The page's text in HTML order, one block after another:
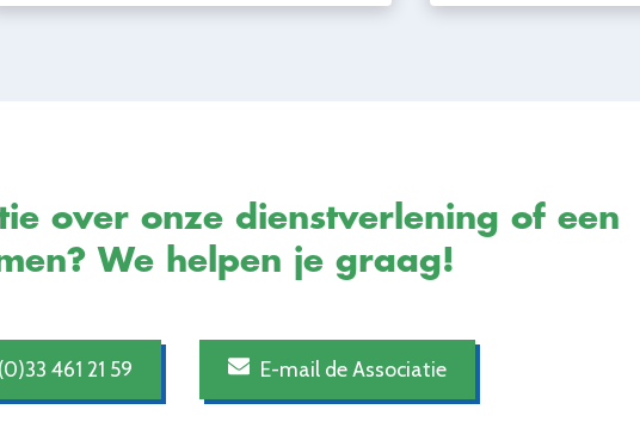
over onze dienstverlening of een
We helpen je graag!
461 21 59 E-mail de Associatie